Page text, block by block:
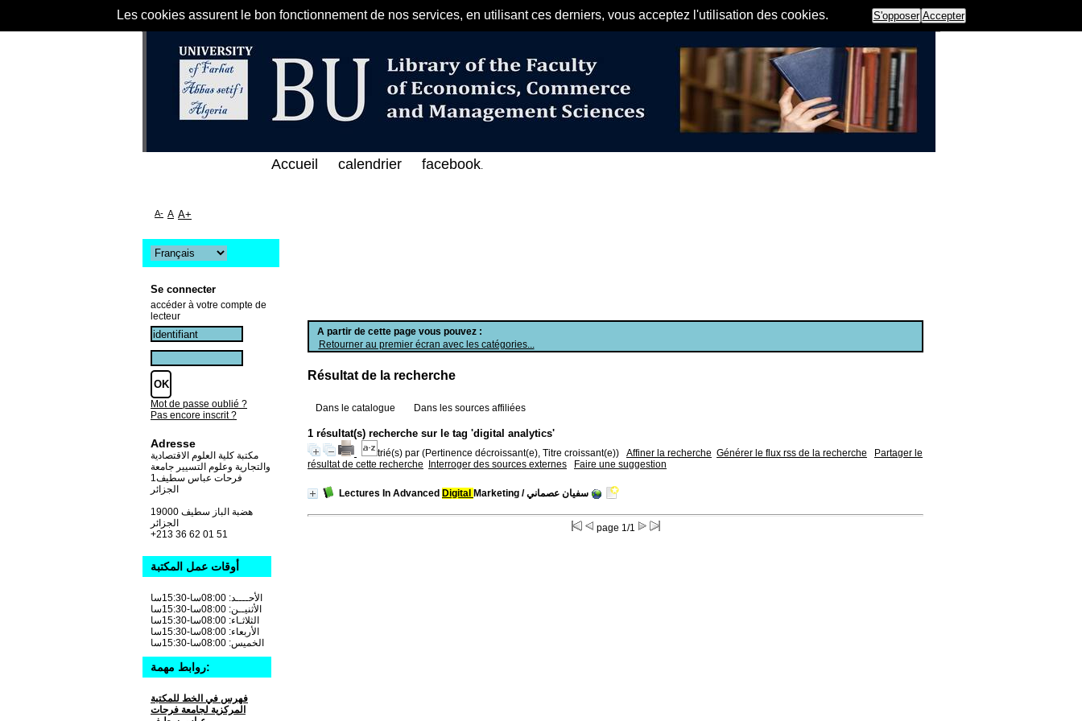
Les cookies assurent le bon fonctionnement de nos services, en utilisant ces derniers, vous acceptez l'utilisation des cookies. S'opposer Accepter
مرحبا بكم في الفهرس الإلكتروني على الخط المباشر لمكتبة كلية العلوم الاقتصادية و
A partir de cette page vous pouvez :
Retourner au premier écran avec les catégories...
Résultat de la recherche
Dans le catalogue Dans les sources affiliées
1 résultat(s) recherche sur le tag 'digital analytics'
trié(s) par (Pertinence décroissant(e), Titre croissant(e)) Affiner la recherche Générer le flux rss de la recherche
Partager le
résultat de cette recherche
Interroger des sources externes Faire une suggestion
Lectures In Advanced Digital Marketing / سفيان عصماني
page 1/1
Accueil calendrier facebook.
A- A A+
Se connecter
accéder à votre compte de
lecteur
Mot de passe oublié ?
Pas encore inscrit ?
Adresse
مكتبة كلية العلوم الاقتصادية
والتجارية وعلوم التسيير جامعة
فرحات عباس سطيف1
الجزائر
19000 هضبة الباز سطيف
+213 36 62 01 51
أوقات عمل المكتبة
الأحــــد: 08:00سا-15:30سا
الأثنيــن: 08:00سا-15:30سا
الثلاثـاء: 08:00سا-15:30سا
الأربعاء: 08:00سا-15:30سا
الخميس: 08:00سا-15:30سا
روابط مهمة:
فهرس في الخط للمكتبة
المركزية لجامعة فرحات